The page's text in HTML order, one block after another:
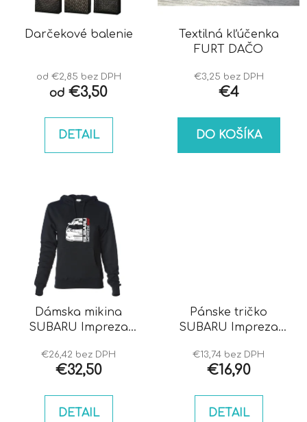
Darčekové balenie
od €2,85 bez DPH
od €3,50
DETAIL
Textilná kľúčenka
FURT DAČO
€3,25 bez DPH
€4
DO KOŠÍKA
Dámska mikina
SUBARU Impreza
€26,42 bez DPH
€32,50
DETAIL
Pánske tričko
SUBARU Impreza
€13,74 bez DPH
€16,90
DETAIL